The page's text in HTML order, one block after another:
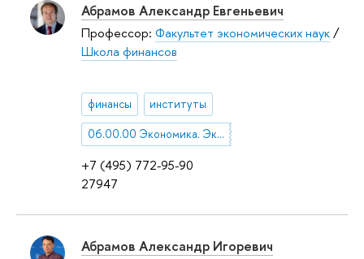
+7 (495) 772-95-90
27947
Абрамов Александр Евгеньевич
Профессор: Факультет экономических наук/
Школа финансов
финансы институты
06.00.00 Экономика. Экономические науки
Абрамов Александр Игоревич